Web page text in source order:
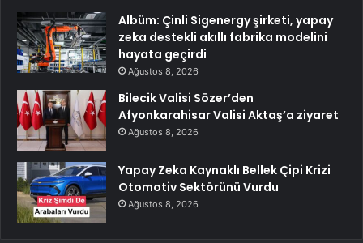
Albüm: Çinli Sigenergy şirketi, yapay
zeka destekli akıllı fabrika modelini
hayata geçirdi
Ağustos 8, 2026
Bilecik Valisi Sözer’den
Afyonkarahisar Valisi Aktaş’a ziyaret
Ağustos 8, 2026
Yapay Zeka Kaynaklı Bellek Çipi Krizi
Otomotiv Sektörünü Vurdu
Ağustos 8, 2026